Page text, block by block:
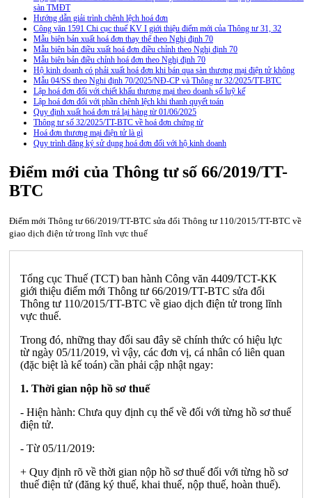
sàn TMĐT
Hướng dẫn giải trình chênh lệch hoá đơn
Công văn 1591 Chi cục thuế KV I giới thiệu điểm mới của Thông tư 31, 32
Mẫu biên bản xuất hoá đơn thay thế theo Nghị định 70
Mẫu biên bản điều xuất hoá đơn điều chỉnh theo Nghị định 70
Mẫu biên bản điều chỉnh hoá đơn theo Nghị định 70
Hộ kinh doanh có phải xuất hoá đơn khi bán qua sàn thương mại điện tử không
Mẫu 04/SS theo Nghi định 70/2025/NĐ-CP và Thông tư 32/2025/TT-BTC
Lập hoá đơn đối với chiết khấu thương mại theo doanh số luỹ kế
Lập hoá đơn đối với phần chênh lệch khi thanh quyết toán
Quy định xuất hoá đơn trả lại hàng từ 01/06/2025
Thông tư số 32/2025/TT-BTC về hoá đơn chứng từ
Hoá đơn thương mại điện tử là gì
Quy trình đăng ký sử dụng hoá đơn đối với hộ kinh doanh
Điểm mới của Thông tư số 66/2019/TT-
BTC
Điểm mới Thông tư 66/2019/TT-BTC sửa đổi Thông tư 110/2015/TT-BTC về
giao dịch điện tử trong lĩnh vực thuế
Tổng cục Thuế (TCT) ban hành Công văn 4409/TCT-KK
giới thiệu điểm mới Thông tư 66/2019/TT-BTC sửa đổi
Thông tư 110/2015/TT-BTC về giao dịch điện tử trong lĩnh
vực thuế.
Trong đó, những thay đổi sau đây sẽ chính thức có hiệu lực
từ ngày 05/11/2019, vì vậy, các đơn vị, cá nhân có liên quan
(đặc biệt là kế toán) cần phải cập nhật ngay:
1. Thời gian nộp hồ sơ thuế
- Hiện hành: Chưa quy định cụ thể về đối với từng hồ sơ thuế
điện tử.
- Từ 05/11/2019:
+ Quy định rõ về thời gian nộp hồ sơ thuế đối với từng hồ sơ
thuế điện tử (đăng ký thuế, khai thuế, nộp thuế, hoàn thuế).